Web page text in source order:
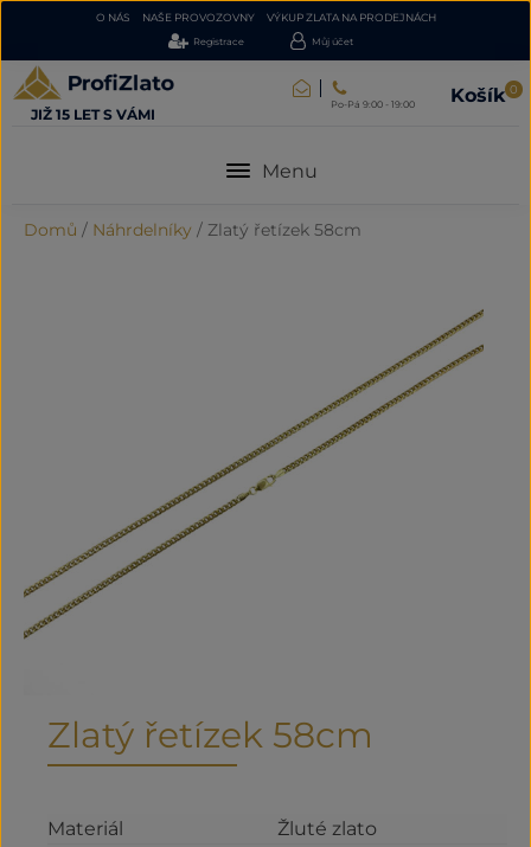
O NÁS NAŠE PROVOZOVNY VÝKUP ZLATA NA PRODEJNÁCH
Registrace Můj účet
JIŽ 15 LET S VÁMI
Po-Pá 9:00 - 19:00 Košík 0
Menu
Domů / Náhrdelníky / Zlatý řetízek 58cm
Zlatý řetízek 58cm
Materiál
Žluté zlato